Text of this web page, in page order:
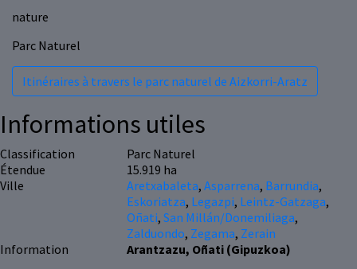
nature
Parc Naturel
Itinéraires à travers le parc naturel de Aizkorri-Aratz
Informations utiles
Classification
Parc Naturel
Étendue
15.919 ha
Ville
Aretxabaleta,Asparrena, Barrundia,
Eskoriatza, Legazpi, Leintz-Gatzaga,
Oñati,San Millán/Donemiliaga,
Zalduondo, Zegama, Zerain
Information
Arantzazu, Oñati (Gipuzkoa)